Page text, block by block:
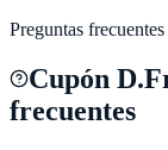
Preguntas frecuentes
Cupón
frecuentes